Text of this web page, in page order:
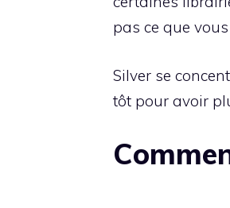
pas ce que
Silver se
tôt pour avoir